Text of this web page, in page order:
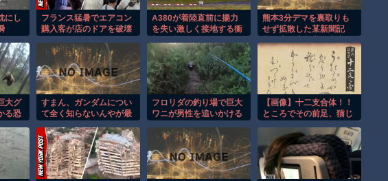
にし
フランス猛暑でエアコン
購入客が店のドアを破壊
A380が着陸直前に揚力
を失い激しく接地する衝
熊本3分デマを裏取りも
せず拡散した某新聞記
係を訂正されると信じら
れないことに…
大グ
る恐
すまん、ガンダムについ
て全く知らないんやが最
フロリダの釣り場で巨大
ワニが男性を追いかける
【画像】十二支合体！！
ところでその前足、猫じ